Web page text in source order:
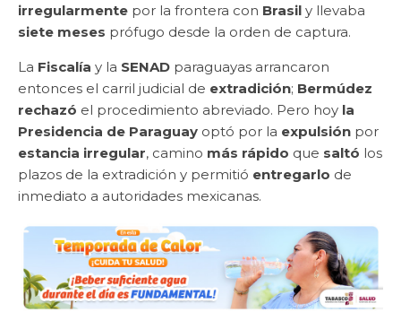
irregularmente por la frontera con Brasil y llevaba
siete meses prófugo desde la orden de captura.
La Fiscalía y la SENAD paraguayas arrancaron
entonces el carril judicial de extradición; Bermúdez
rechazó el procedimiento abreviado. Pero hoy la
Presidencia de Paraguay optó por la expulsión por
estancia irregular, camino más rápido que saltó los
plazos de la extradición y permitió entregarlo de
inmediato a autoridades mexicanas.